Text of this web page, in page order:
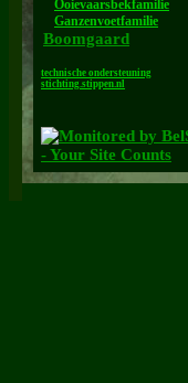
Ooievaarsbekfamilie
Ganzenvoetfamilie
Boomgaard
technische ondersteuning
stichting.stippen.nl